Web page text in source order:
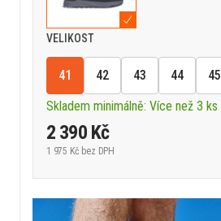
VELIKOST
41 42 43 44 45
Skladem minimálně: Více než 3 ks
2 390 Kč
1 975 Kč bez DPH